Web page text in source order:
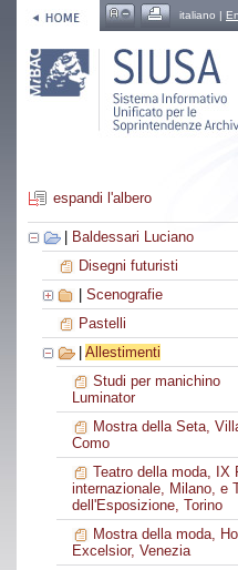
italiano |
espandi l'albero
Baldessari Luciano
Disegni futuristi
Scenografie
Pastelli
Allestimenti
Studi per manichino
Luminator
Mostra della Seta,
Como
Teatro della moda, IX
internazionale, Milano, e
dell'Esposizione, Torino
Mostra della moda,
Excelsior, Venezia